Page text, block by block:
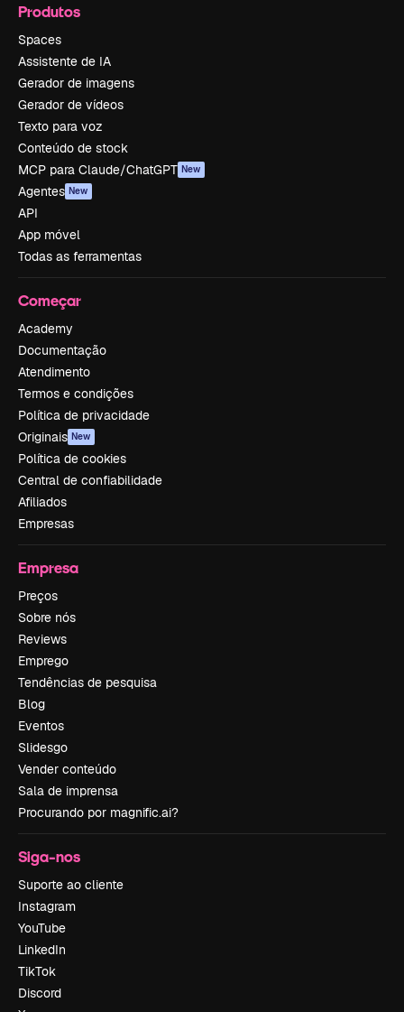
Produtos
Spaces
Assistente de IA
Gerador de imagens
Gerador de vídeos
Texto para voz
Conteúdo de stock
MCP para Claude/ChatGPT New
Agentes New
API
App móvel
Todas as ferramentas
Começar
Academy
Documentação
Atendimento
Termos e condições
Política de privacidade
Originais New
Política de cookies
Central de confiabilidade
Afiliados
Empresas
Empresa
Preços
Sobre nós
Reviews
Emprego
Tendências de pesquisa
Blog
Eventos
Slidesgo
Vender conteúdo
Sala de imprensa
Procurando por magnific.ai?
Siga-nos
Suporte ao cliente
Instagram
YouTube
LinkedIn
TikTok
Discord